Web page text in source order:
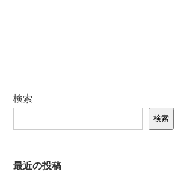
検索
検索
最近の投稿